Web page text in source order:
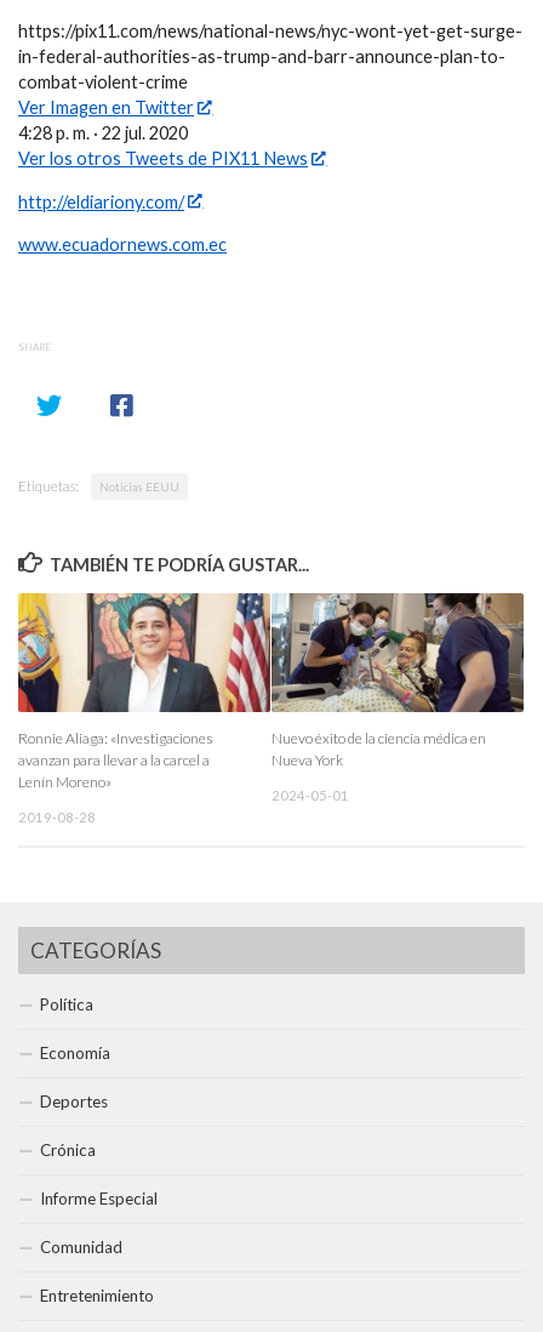
https://pix11.com/news/national-news/nyc-wont-yet-get-surge-
in-federal-authorities-as-trump-and-barr-announce-plan-to-
combat-violent-crime
Ver Imagen en Twitter
4:28 p. m. · 22 jul. 2020
Ver los otros Tweets de PIX11 News
http://eldiariony.com/
www.ecuadornews.com.ec
SHARE
Etiquetas: Noticias EEUU
TAMBIÉN TE PODRÍA GUSTAR...
Ronnie Aliaga: «Investigaciones
avanzan para llevar a la carcel a
Lenín Moreno»
2019-08-28
Nuevo éxito de la ciencia médica en
Nueva York
2024-05-01
CATEGORÍAS
Política
Economía
Deportes
Crónica
Informe Especial
Comunidad
Entretenimiento